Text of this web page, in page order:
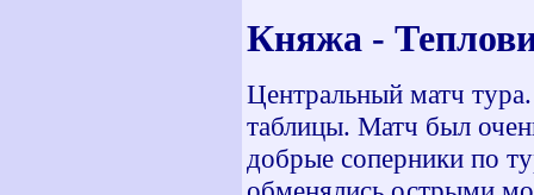
Княжа -
Центральный матч
таблицы. Матч был
добрые соперники по